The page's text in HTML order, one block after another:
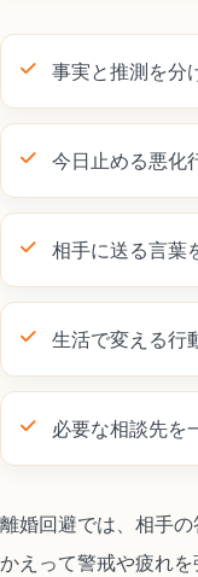
事実と推測を分
今日止める悪化
相手に送る言葉
生活で変える行
必要な相談先を
離婚回避では、相手の
かえって警戒や疲れ